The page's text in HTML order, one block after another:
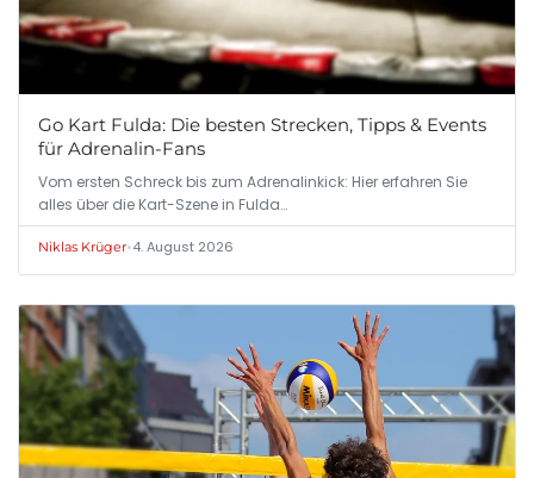
Go Kart Fulda: Die besten Strecken, Tipps & Events
für Adrenalin-Fans
Vom ersten Schreck bis zum Adrenalinkick: Hier erfahren Sie
alles über die Kart-Szene in Fulda…
Niklas Krüger•4. August 2026